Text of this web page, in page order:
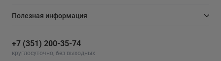
Полезная информация
+7 (351) 200-35-74
круглосуточно, без выходных